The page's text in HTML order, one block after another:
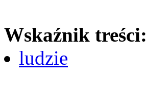
Wskaźnik treści:
ludzie